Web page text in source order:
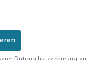
Datenschutzerklärung zu.